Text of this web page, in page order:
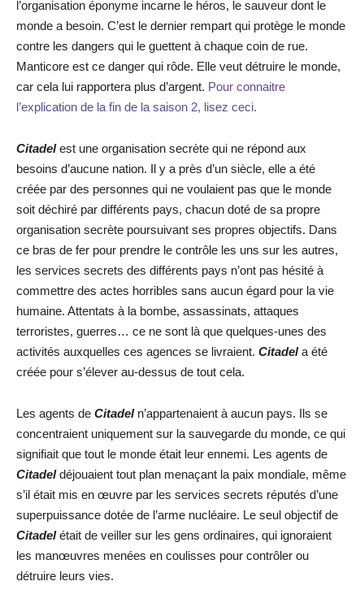
l’organisation éponyme incarne le héros, le sauveur dont le
monde a besoin. C’est le dernier rempart qui protège le monde
contre les dangers qui le guettent à chaque coin de rue.
Manticore est ce danger qui rôde. Elle veut détruire le monde,
car cela lui rapportera plus d’argent. Pour connaitre
l’explication de la fin de la saison 2, lisez ceci.
Citadelest une organisation secrète qui ne répond aux
besoins d’aucune nation. Il y a près d’un siècle, elle a été
créée par des personnes qui ne voulaient pas que le monde
soit déchiré par différents pays, chacun doté de sa propre
organisation secrète poursuivant ses propres objectifs. Dans
ce bras de fer pour prendre le contrôle les uns sur les autres,
les services secrets des différents pays n’ont pas hésité à
commettre des actes horribles sans aucun égard pour la vie
humaine. Attentats à la bombe, assassinats, attaques
terroristes, guerres… ce ne sont là que quelques-unes des
activités auxquelles ces agences se livraient. Citadela été
créée pour s’élever au-dessus de tout cela.
Les agents de Citadel n’appartenaient à aucun pays. Ils se
concentraient uniquement sur la sauvegarde du monde, ce qui
signifiait que tout le monde était leur ennemi. Les agents de
Citadeldéjouaient tout plan menaçant la paix mondiale, même
s’il était mis en œuvre par les services secrets réputés d’une
superpuissance dotée de l’arme nucléaire. Le seul objectif de
Citadelétait de veiller sur les gens ordinaires, qui ignoraient
les manœuvres menées en coulisses pour contrôler ou
détruire leurs vies.